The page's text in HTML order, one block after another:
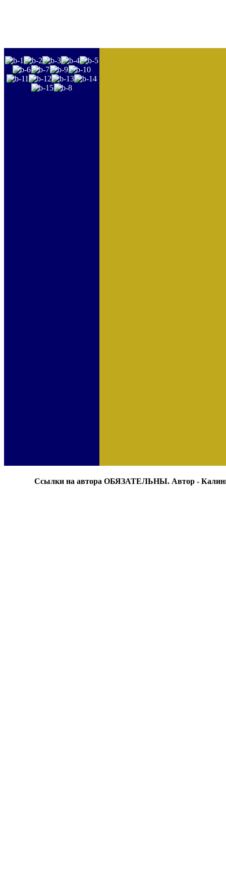
Ссылки на автора ОБЯЗАТЕЛЬНЫ. Автор -